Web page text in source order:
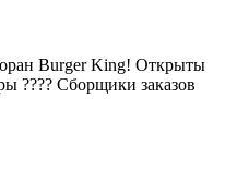
Burger King! Открыты
???? Сборщики заказов